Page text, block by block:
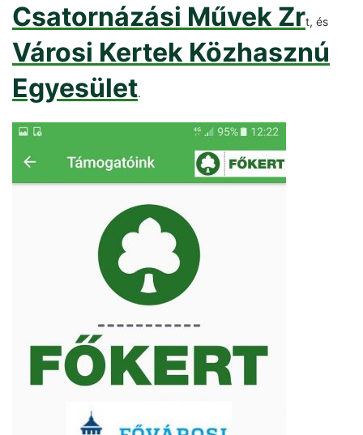
Csatornázási Művek Zrt, és
Városi Kertek Közhasznú
Egyesület.